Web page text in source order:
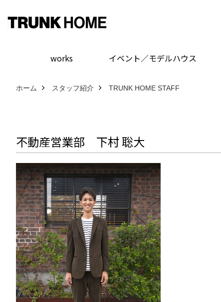
works イベント／モデルハウス
ホーム スタッフ紹介 TRUNK HOME STAFF
不動産営業部 下村 聡大